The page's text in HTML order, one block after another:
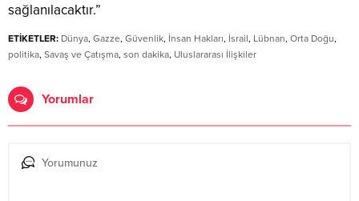
sağlanılacaktır.”
ETİKETLER: Dünya, Gazze, Güvenlik, İnsan Hakları, İsrail, Lübnan, Orta Doğu,
politika, Savaş ve Çatışma, son dakika, Uluslararası İlişkiler
Yorumlar